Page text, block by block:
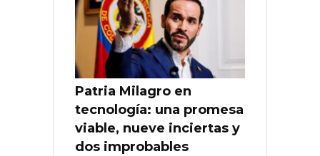
Patria Milagro en
tecnología: una promesa
viable, nueve inciertas y
dos improbables